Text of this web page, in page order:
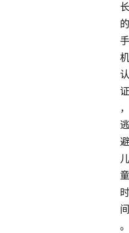
长
的
手
机
认
证
，
逃
避
儿
童
时
间
。